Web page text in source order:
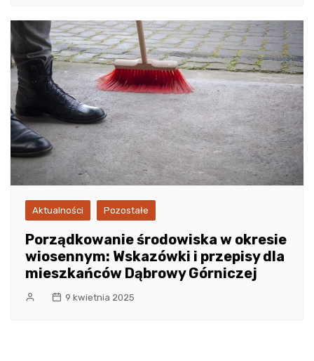
Aktualności Pozostałe
Porządkowanie środowiska w okresie
wiosennym: Wskazówki i przepisy dla
mieszkańców Dąbrowy Górniczej
9 kwietnia 2025